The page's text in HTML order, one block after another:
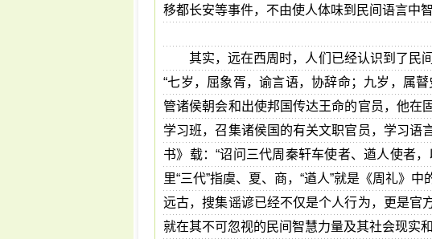
移都长安等事件，不由使人体味到民间语言中
其实，远在西周时，人们已经认识到了民
“七岁，屈象胥，谕言语，协辞命；九岁，属
管诸侯朝会和出使邦国传达王命的官员，他在
学习班，召集诸侯国的有关文职官员，学习语
书》载：“诏问三代周秦轩车使者、遒人使者
里“三代”指虞、夏、商，“遒人”就是《周礼》
远古，搜集谣谚已经不仅是个人行为，更是官
就在其不可忽视的民间智慧力量及其社会现实和